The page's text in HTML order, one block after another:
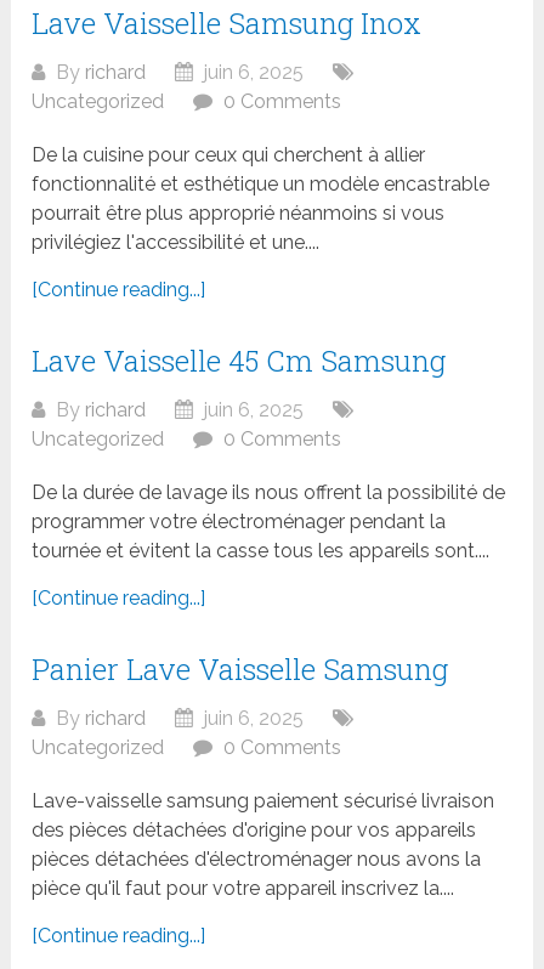
Lave Vaisselle Samsung Inox
By richard
juin 6, 2025
Uncategorized
0 Comments
De la cuisine pour ceux qui cherchent à allier
fonctionnalité et esthétique un modèle encastrable
pourrait être plus approprié néanmoins si vous
privilégiez l'accessibilité et une....
[Continue reading...]
Lave Vaisselle 45 Cm Samsung
By richard
juin 6, 2025
Uncategorized
0 Comments
De la durée de lavage ils nous offrent la possibilité de
programmer votre électroménager pendant la
tournée et évitent la casse tous les appareils sont....
[Continue reading...]
Panier Lave Vaisselle Samsung
By richard
juin 6, 2025
Uncategorized
0 Comments
Lave-vaisselle samsung paiement sécurisé livraison
des pièces détachées d'origine pour vos appareils
pièces détachées d'électroménager nous avons la
pièce qu'il faut pour votre appareil inscrivez la....
[Continue reading...]